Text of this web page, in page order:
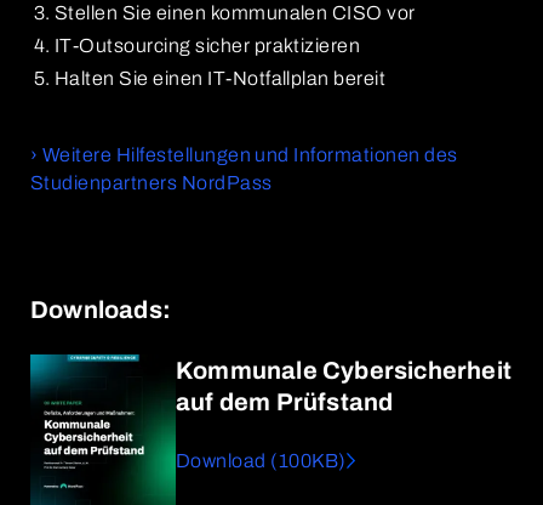
Stellen Sie einen kommunalen CISO vor
IT-Outsourcing sicher praktizieren
Halten Sie einen IT-Notfallplan bereit
› Weitere Hilfestellungen und Informationen des
Studienpartners NordPass
Downloads:
Kommunale Cybersicherheit
auf dem Prüfstand
Download (100KB)